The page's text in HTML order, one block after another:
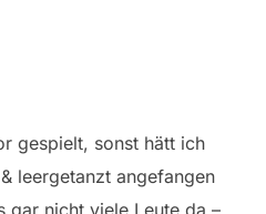
gespielt, sonst hätt ich
leergetanzt angefangen
gar nicht viele Leute da –